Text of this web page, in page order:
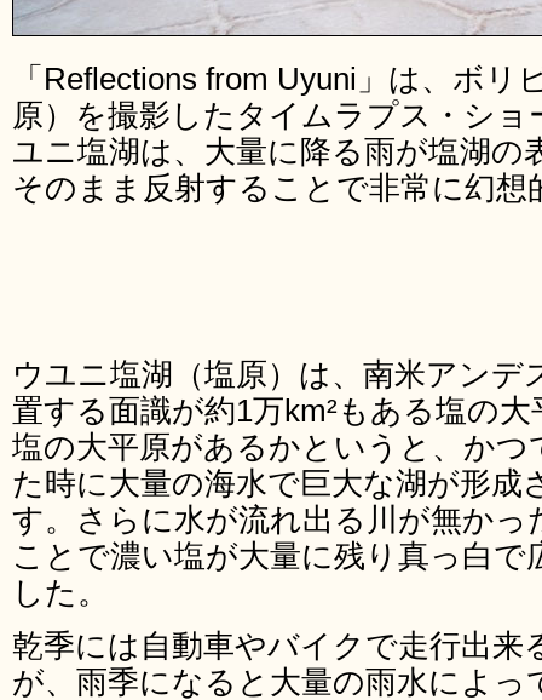
「Reflections from Uyuni」は、ボリ
原）を撮影したタイムラプス・シ
ユニ塩湖は、大量に降る雨が塩湖の
そのまま反射することで非常に幻想
ウユニ塩湖（塩原）は、南米アンデ
置する面識が約1万km²もある塩の
塩の大平原があるかというと、か
た時に大量の海水で巨大な湖が形成
す。さらに水が流れ出る川が無かっ
ことで濃い塩が大量に残り真っ白で
した。
乾季には自動車やバイクで走行出来
が、雨季になると大量の雨水によ